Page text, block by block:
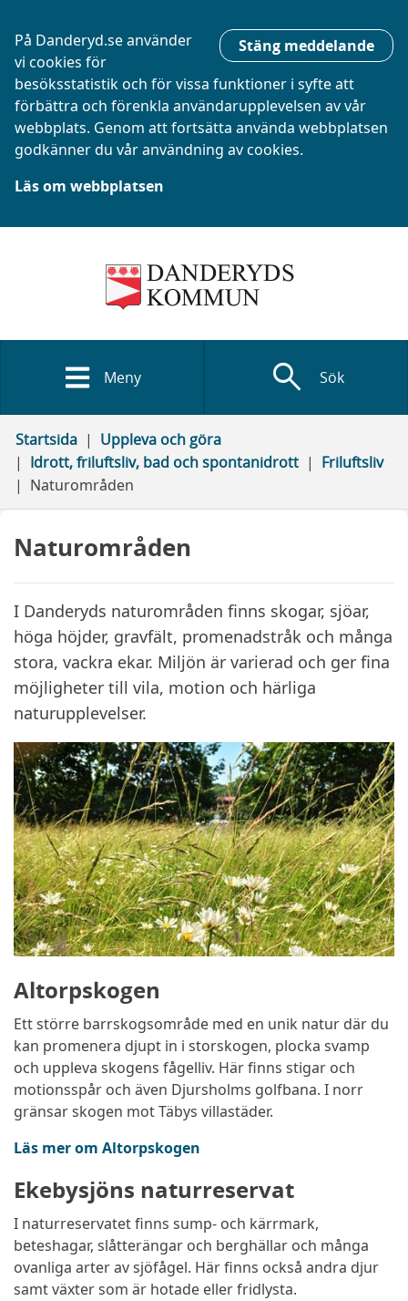
Stäng meddelande
På Danderyd.se använder
vi cookies för
besöksstatistik och för vissa funktioner i syfte att
förbättra och förenkla användarupplevelsen av vår
webbplats. Genom att fortsätta använda webbplatsen
godkänner du vår användning av cookies.
Läs om webbplatsen
Meny search Sök
Startsida
Uppleva och göra
Idrott, friluftsliv, bad och spontanidrott
Friluftsliv
Naturområden
Naturområden
I Danderyds naturområden finns skogar, sjöar,
höga höjder, gravfält, promenadstråk och många
stora, vackra ekar. Miljön är varierad och ger fina
möjligheter till vila, motion och härliga
naturupplevelser.
Altorpskogen
Ett större barrskogsområde med en unik natur där du
kan promenera djupt in i storskogen, plocka svamp
och uppleva skogens fågelliv. Här finns stigar och
motionsspår och även Djursholms golfbana. I norr
gränsar skogen mot Täbys villastäder.
Läs mer om Altorpskogen
Ekebysjöns naturreservat
I naturreservatet finns sump- och kärrmark,
beteshagar, slåtterängar och berghällar och många
ovanliga arter av sjöfågel. Här finns också andra djur
samt växter som är hotade eller fridlysta.